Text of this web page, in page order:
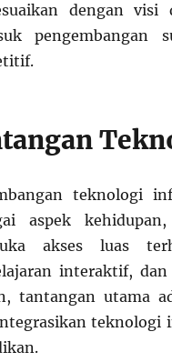
dengan
pengembangan
teknologi
aspek
akses luas
interaktif,
tantangan utama
teknologi